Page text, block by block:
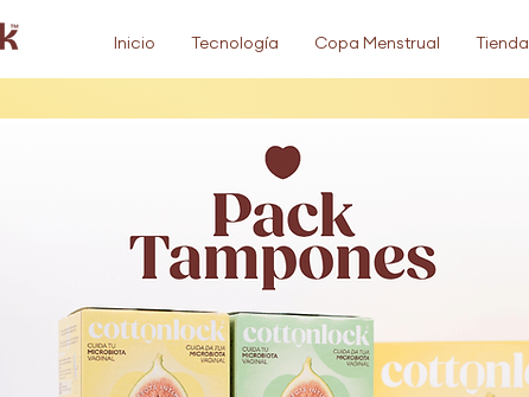
Inicio Tecnología Copa Menstrual Tienda